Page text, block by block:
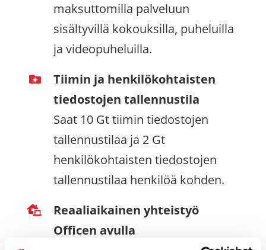
maksuttomilla palveluun
sisältyvillä kokouksilla, puheluilla
ja videopuheluilla.
Tiimin ja henkilökohtaisten
tiedostojen tallennustila
Saat 10 Gt tiimin tiedostojen
tallennustilaa ja 2 Gt
henkilökohtaisten tiedostojen
tallennustilaa henkilöä kohden.
Reaaliaikainen yhteistyö
Officen avulla